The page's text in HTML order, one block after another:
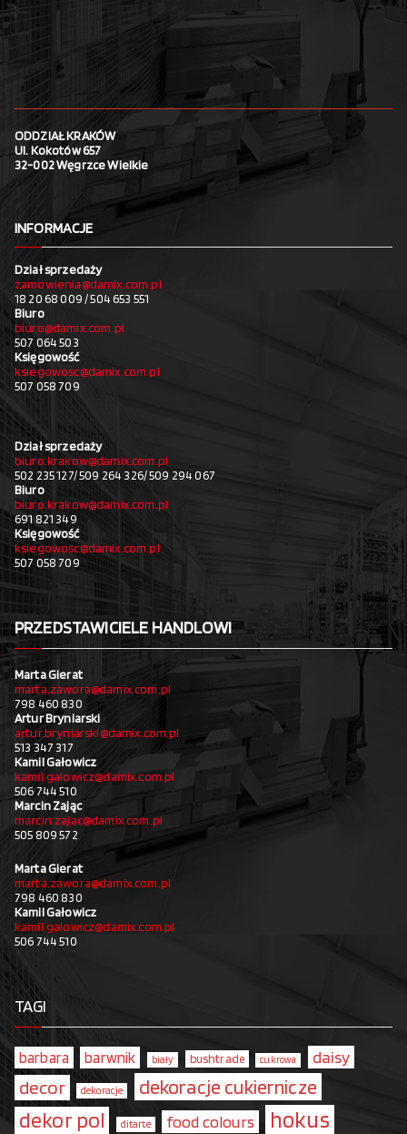
ODDZIAŁ KRAKÓW
Ul. Kokotów 657
32-002 Węgrzce Wielkie
INFORMACJE
Dział sprzedaży
zamowienia@damix.com.pl
18 20 68 009 / 504 653 551
Biuro
biuro@damix.com.pl
507 064 503
Księgowość
ksiegowosc@damix.com.pl
507 058 709
Dział sprzedaży
biuro.krakow@damix.com.pl
502 235 127/ 509 264 326/ 509 294 067
Biuro
biuro.krakow@damix.com.pl
691 821 349
Księgowość
ksiegowosc@damix.com.pl
507 058 709
PRZEDSTAWICIELE HANDLOWI
Marta Gierat
marta.zawora@damix.com.pl
798 460 830
Artur Bryniarski
artur.bryniarski@damix.com.pl
513 347 317
Kamil Gałowicz
kamil.galowicz@damix.com.pl
506 744 510
Marcin Zając
marcin.zajac@damix.com.pl
505 809 572
Marta Gierat
marta.zawora@damix.com.pl
798 460 830
Kamil Gałowicz
kamil.galowicz@damix.com.pl
506 744 510
TAGI
barbara barwnik biały bushtrade cukrowa daisy
decor dekoracje dekoracje cukiernicze
dekor pol ditarte food colours hokus